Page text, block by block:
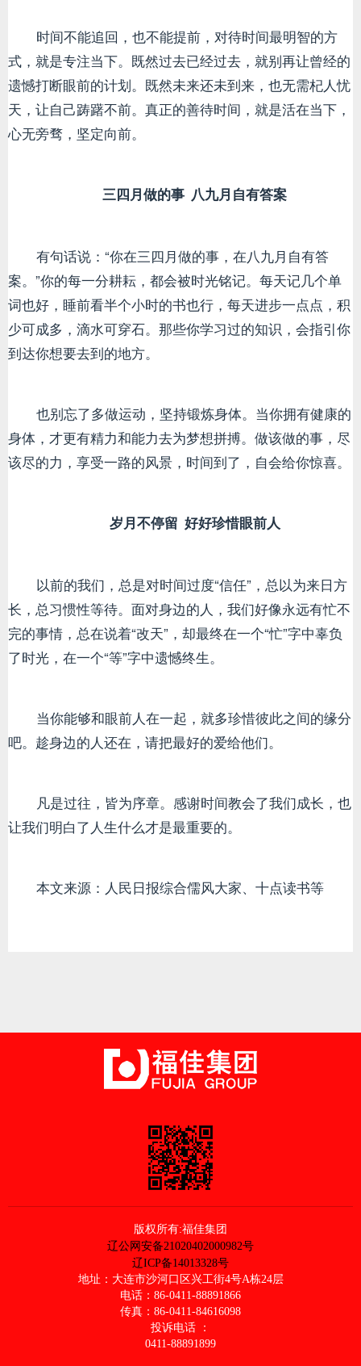
时间不能追回，也不能提前，对待时间最明智的方
式，就是专注当下。既然过去已经过去，就别再让曾经的
遗憾打断眼前的计划。既然未来还未到来，也无需杞人忧
天，让自己踌躇不前。真正的善待时间，就是活在当下，
心无旁骛，坚定向前。
三四月做的事 八九月自有答案
有句话说：“你在三四月做的事，在八九月自有答
案。”你的每一分耕耘，都会被时光铭记。每天记几个单
词也好，睡前看半个小时的书也行，每天进步一点点，积
少可成多，滴水可穿石。那些你学习过的知识，会指引你
到达你想要去到的地方。
也别忘了多做运动，坚持锻炼身体。当你拥有健康的
身体，才更有精力和能力去为梦想拼搏。做该做的事，尽
该尽的力，享受一路的风景，时间到了，自会给你惊喜。
岁月不停留 好好珍惜眼前人
以前的我们，总是对时间过度“信任”，总以为来日方
长，总习惯性等待。面对身边的人，我们好像永远有忙不
完的事情，总在说着“改天”，却最终在一个“忙”字中辜负
了时光，在一个“等”字中遗憾终生。
当你能够和眼前人在一起，就多珍惜彼此之间的缘分
吧。趁身边的人还在，请把最好的爱给他们。
凡是过往，皆为序章。感谢时间教会了我们成长，也
让我们明白了人生什么才是最重要的。
本文来源：人民日报综合儒风大家、十点读书等
版权所有:福佳集团
辽公网安备21020402000982号
辽ICP备14013328号
地址：大连市沙河口区兴工街4号A栋24层
电话：86-0411-88891866
传真：86-0411-84616098
投诉电话 ：
0411-88891899